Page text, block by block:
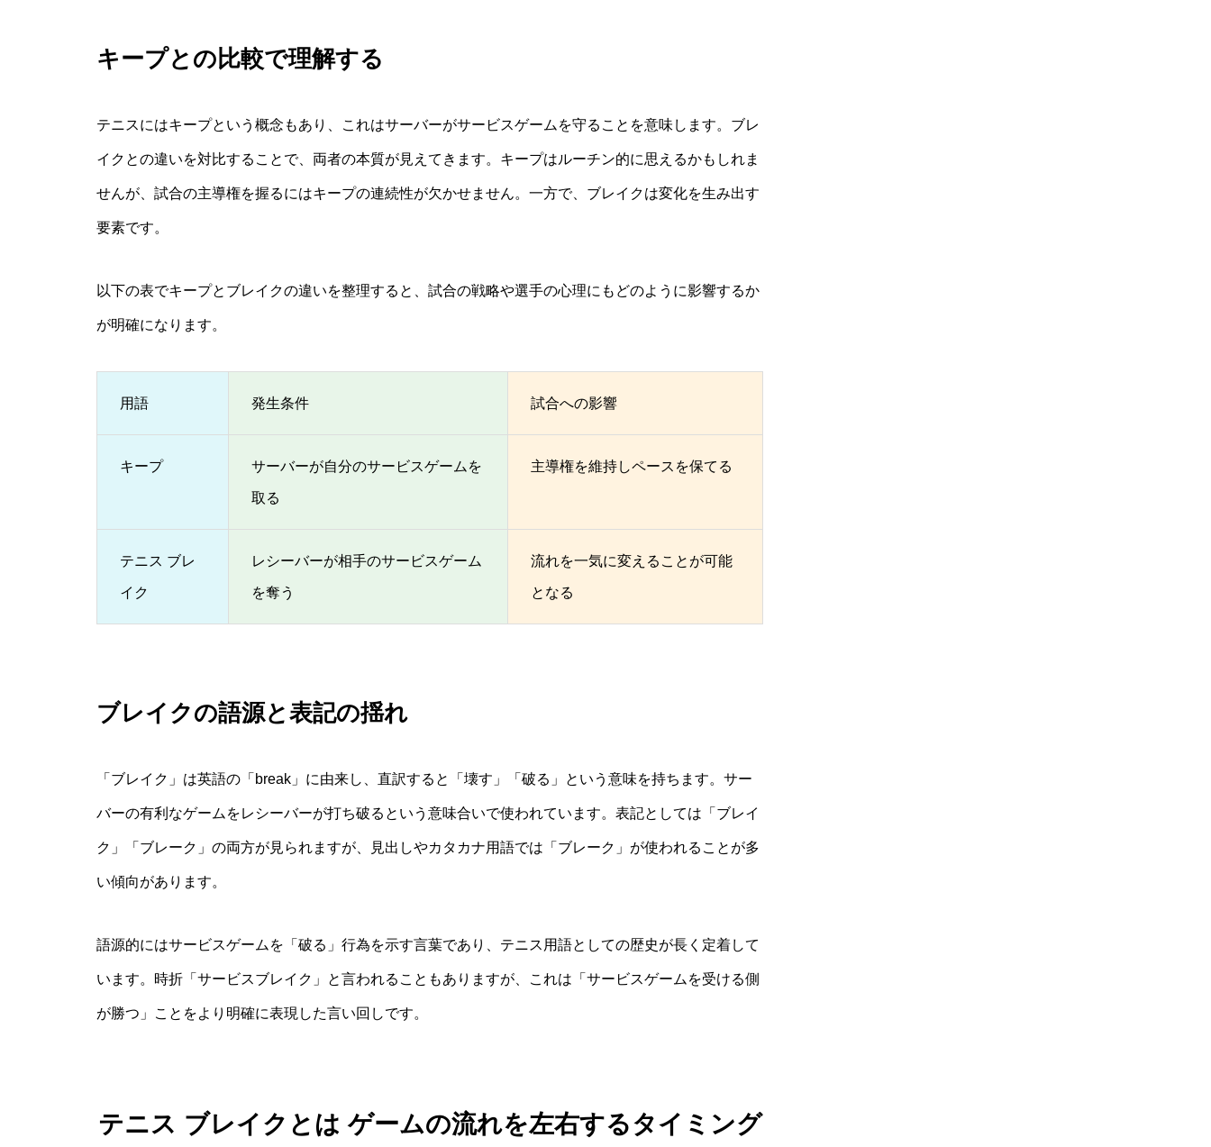
キープとの比較で理解する
テニスにはキープという概念もあり、これはサーバーがサービスゲームを守ることを意味します。ブレ
イクとの違いを対比することで、両者の本質が見えてきます。キープはルーチン的に思えるかもしれま
せんが、試合の主導権を握るにはキープの連続性が欠かせません。一方で、ブレイクは変化を生み出す
要素です。
以下の表でキープとブレイクの違いを整理すると、試合の戦略や選手の心理にもどのように影響するか
が明確になります。
用語 発生条件 試合への影響
キープ サーバーが自分のサービスゲームを
取る
主導権を維持しペースを保てる
テニス ブレ
イク
レシーバーが相手のサービスゲーム
を奪う
流れを一気に変えることが可能
となる
ブレイクの語源と表記の揺れ
「ブレイク」は英語の「break」に由来し、直訳すると「壊す」「破る」という意味を持ちます。サー
バーの有利なゲームをレシーバーが打ち破るという意味合いで使われています。表記としては「ブレイ
ク」「ブレーク」の両方が見られますが、見出しやカタカナ用語では「ブレーク」が使われることが多
い傾向があります。
語源的にはサービスゲームを「破る」行為を示す言葉であり、テニス用語としての歴史が長く定着して
います。時折「サービスブレイク」と言われることもありますが、これは「サービスゲームを受ける側
が勝つ」ことをより明確に表現した言い回しです。
テニス ブレイクとは ゲームの流れを左右するタイミング